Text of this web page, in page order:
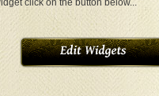
click on the button below...